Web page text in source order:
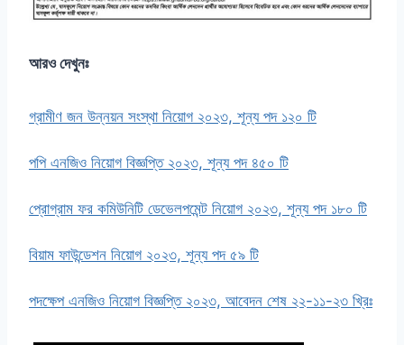
আরও দেখুনঃ
গ্রামীণ জন উন্নয়ন সংস্থা নিয়োগ ২০২৩, শূন্য পদ ১২০ টি
পপি এনজিও নিয়োগ বিজ্ঞপ্তি ২০২৩, শূন্য পদ ৪৫০ টি
প্রোগ্রাম ফর কমিউনিটি ডেভেলপমেন্ট নিয়োগ ২০২৩, শূন্য পদ ১৮০ টি
বিয়াম ফাউন্ডেশন নিয়োগ ২০২৩, শূন্য পদ ৫৯ টি
পদক্ষেপ এনজিও নিয়োগ বিজ্ঞপ্তি ২০২৩, আবেদন শেষ ২২-১১-২৩ খ্রিঃ